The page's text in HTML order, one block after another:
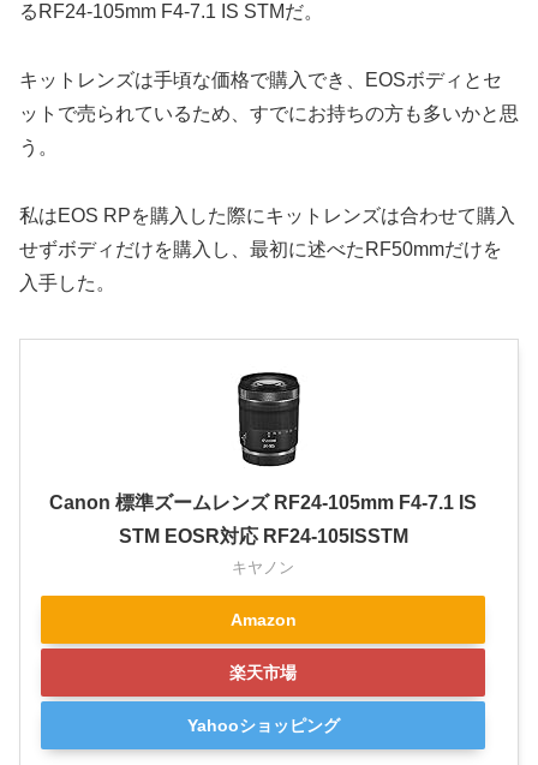
るRF24-105mm F4-7.1 IS STMだ。
キットレンズは手頃な価格で購入でき、EOSボディとセ
ットで売られているため、すでにお持ちの方も多いかと思
う。
私はEOS RPを購入した際にキットレンズは合わせて購入
せずボディだけを購入し、最初に述べたRF50mmだけを
入手した。
Canon 標準ズームレンズ RF24-105mm F4-7.1 IS
STM EOSR対応 RF24-105ISSTM
キヤノン
Amazon
楽天市場
Yahooショッピング